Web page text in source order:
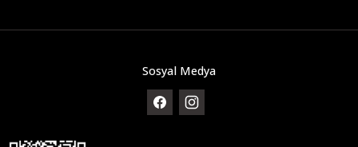
Sosyal Medya